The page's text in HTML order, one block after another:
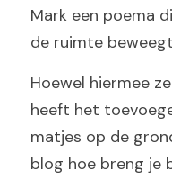
Mark een poema
de ruimte
Hoewel hiermee
heeft het
matjes op de
blog hoe breng je